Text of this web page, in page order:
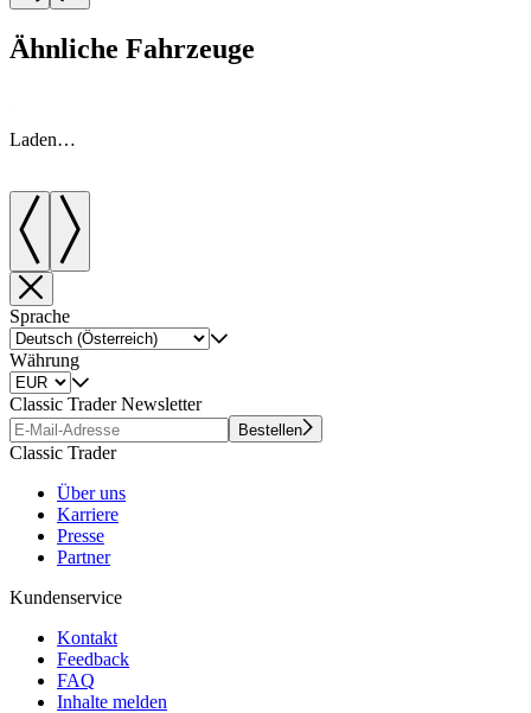
Ähnliche Fahrzeuge
Laden…
Sprache
Währung
Classic Trader Newsletter
Bestellen
Classic Trader
Über uns
Karriere
Presse
Partner
Kundenservice
Kontakt
Feedback
FAQ
Inhalte melden